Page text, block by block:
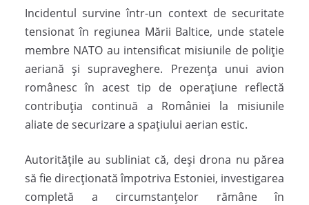
Incidentul survine într-un context de securitate
tensionat în regiunea Mării Baltice, unde statele
membre NATO au intensificat misiunile de poliție
aeriană și supraveghere. Prezența unui avion
românesc în acest tip de operațiune reflectă
contribuția continuă a României la misiunile
aliate de securizare a spațiului aerian estic.
Autoritățile au subliniat că, deși drona nu părea
să fie direcționată împotriva Estoniei, investigarea
completă a circumstanțelor rămâne în